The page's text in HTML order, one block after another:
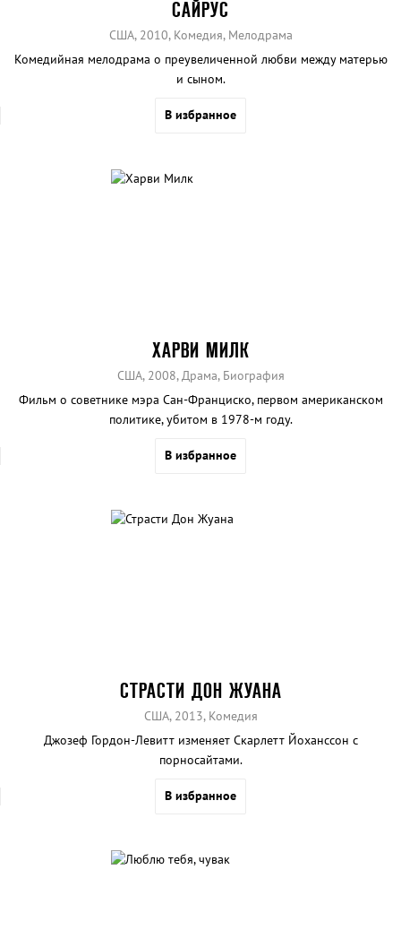
САЙРУС
США, 2010, Комедия, Мелодрама
Комедийная мелодрама о преувеличенной любви между матерью
и сыном.
В избранное
ХАРВИ МИЛК
США, 2008, Драма, Биография
Фильм о советнике мэра Сан-Франциско, первом американском
политике, убитом в 1978-м году.
В избранное
СТРАСТИ ДОН ЖУАНА
США, 2013, Комедия
Джозеф Гордон-Левитт изменяет Скарлетт Йоханссон с
порносайтами.
В избранное